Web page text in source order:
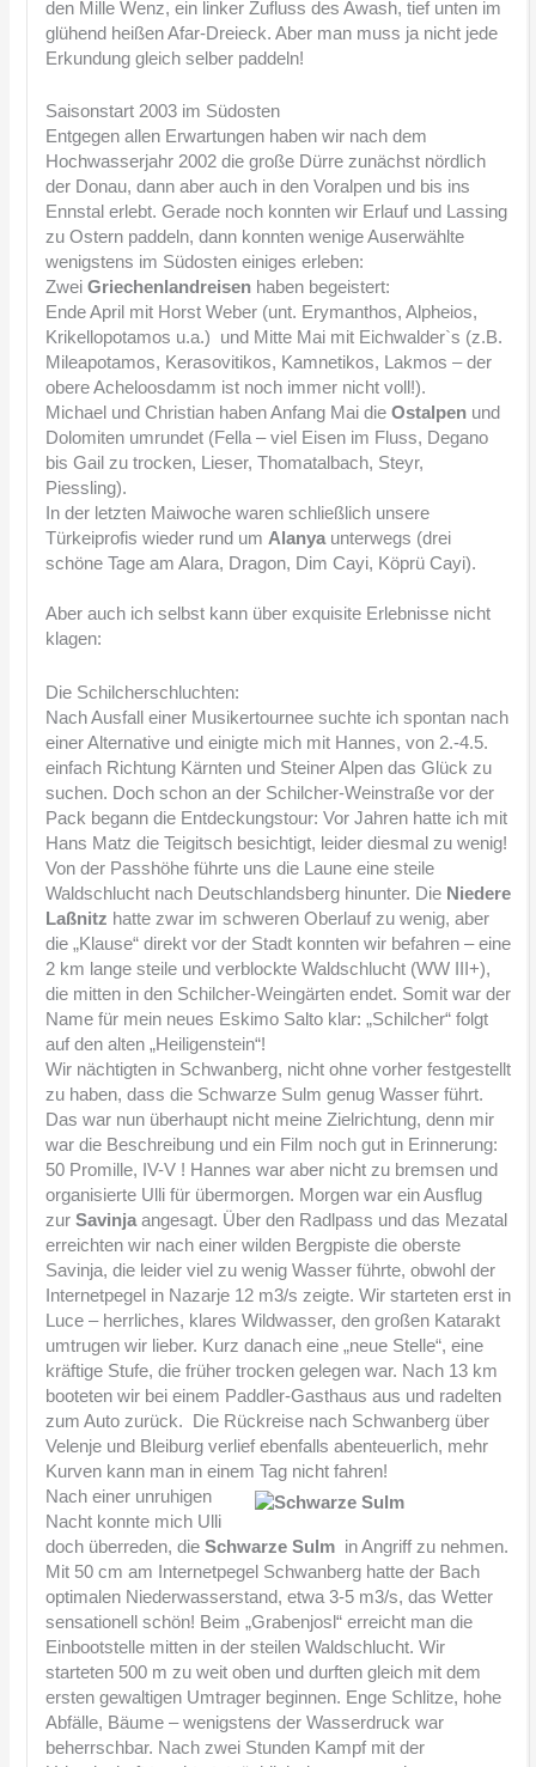
den Mille Wenz, ein linker Zufluss des Awash, tief unten im
glühend heißen Afar-Dreieck. Aber man muss ja nicht jede
Erkundung gleich selber paddeln!
Saisonstart 2003 im Südosten
Entgegen allen Erwartungen haben wir nach dem
Hochwasserjahr 2002 die große Dürre zunächst nördlich
der Donau, dann aber auch in den Voralpen und bis ins
Ennstal erlebt. Gerade noch konnten wir Erlauf und Lassing
zu Ostern paddeln, dann konnten wenige Auserwählte
wenigstens im Südosten einiges erleben:
ZweiGriechenlandreisen haben begeistert:
Ende April mit Horst Weber (unt. Erymanthos, Alpheios,
Krikellopotamos u.a.) und Mitte Mai mit Eichwalder`s (z.B.
Mileapotamos, Kerasovitikos, Kamnetikos, Lakmos – der
obere Acheloosdamm ist noch immer nicht voll!).
Michael und Christian haben Anfang Mai dieOstalpen und
Dolomiten umrundet (Fella – viel Eisen im Fluss, Degano
bis Gail zu trocken, Lieser, Thomatalbach, Steyr,
Piessling).
In der letzten Maiwoche waren schließlich unsere
Türkeiprofis wieder rund umAlanyaunterwegs (drei
schöne Tage am Alara, Dragon, Dim Cayi, Köprü Cayi).
Aber auch ich selbst kann über exquisite Erlebnisse nicht
klagen:
Die Schilcherschluchten:
Nach Ausfall einer Musikertournee suchte ich spontan nach
einer Alternative und einigte mich mit Hannes, von 2.-4.5.
einfach Richtung Kärnten und Steiner Alpen das Glück zu
suchen. Doch schon an der Schilcher-Weinstraße vor der
Pack begann die Entdeckungstour: Vor Jahren hatte ich mit
Hans Matz die Teigitsch besichtigt, leider diesmal zu wenig!
Von der Passhöhe führte uns die Laune eine steile
Waldschlucht nach Deutschlandsberg hinunter. Die Niedere
Laßnitz hatte zwar im schweren Oberlauf zu wenig, aber
die „Klause“ direkt vor der Stadt konnten wir befahren – eine
2 km lange steile und verblockte Waldschlucht (WW III+),
die mitten in den Schilcher-Weingärten endet. Somit war der
Name für mein neues Eskimo Salto klar: „Schilcher“ folgt
auf den alten „Heiligenstein“!
Wir nächtigten in Schwanberg, nicht ohne vorher festgestellt
zu haben, dass die Schwarze Sulm genug Wasser führt.
Das war nun überhaupt nicht meine Zielrichtung, denn mir
war die Beschreibung und ein Film noch gut in Erinnerung:
50 Promille, IV-V ! Hannes war aber nicht zu bremsen und
organisierte Ulli für übermorgen. Morgen war ein Ausflug
zurSavinja angesagt. Über den Radlpass und das Mezatal
erreichten wir nach einer wilden Bergpiste die oberste
Savinja, die leider viel zu wenig Wasser führte, obwohl der
Internetpegel in Nazarje 12 m3/s zeigte. Wir starteten erst in
Luce – herrliches, klares Wildwasser, den großen Katarakt
umtrugen wir lieber. Kurz danach eine „neue Stelle“, eine
kräftige Stufe, die früher trocken gelegen war. Nach 13 km
booteten wir bei einem Paddler-Gasthaus aus und radelten
zum Auto zurück. Die Rückreise nach Schwanberg über
Velenje und Bleiburg verlief ebenfalls abenteuerlich, mehr
Kurven kann man in einem Tag nicht fahren!
Nach einer unruhigen
Nacht konnte mich Ulli
doch überreden, dieSchwarze Sulm in Angriff zu nehmen.
Mit 50 cm am Internetpegel Schwanberg hatte der Bach
optimalen Niederwasserstand, etwa 3-5 m3/s, das Wetter
sensationell schön! Beim „Grabenjosl“ erreicht man die
Einbootstelle mitten in der steilen Waldschlucht. Wir
starteten 500 m zu weit oben und durften gleich mit dem
ersten gewaltigen Umtrager beginnen. Enge Schlitze, hohe
Abfälle, Bäume – wenigstens der Wasserdruck war
beherrschbar. Nach zwei Stunden Kampf mit der